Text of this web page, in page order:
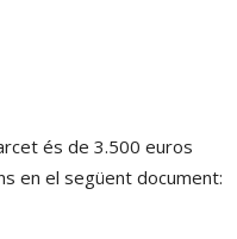
és de 3.500 euros
en el següent document: